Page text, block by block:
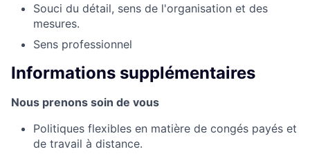
Souci du détail, sens de l'organisation et des
mesures.
Sens professionnel
Informations supplémentaires
Nous prenons soin de vous
Politiques flexibles en matière de congés payés et
de travail à distance.